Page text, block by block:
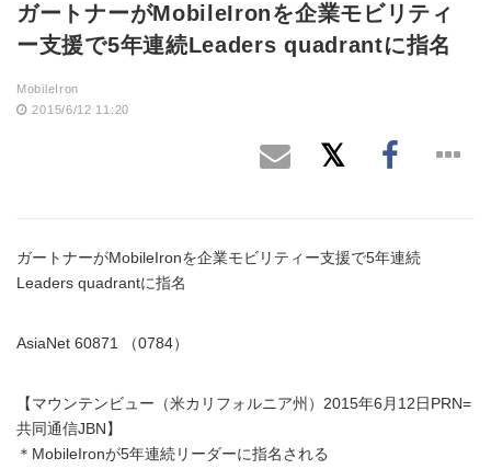
ガートナーがMobileIronを企業モビリティ
ー支援で5年連続Leaders quadrantに指名
MobileIron
2015/6/12 11:20
ガートナーがMobileIronを企業モビリティー支援で5年連続
Leaders quadrantに指名
AsiaNet 60871 （0784）
【マウンテンビュー（米カリフォルニア州）2015年6月12日PRN=
共同通信JBN】
＊MobileIronが5年連続リーダーに指名される